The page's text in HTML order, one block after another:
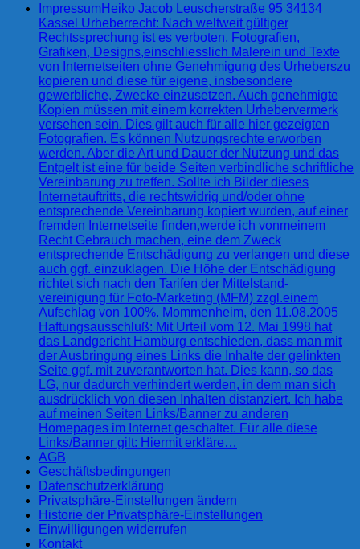
ImpressumHeiko Jacob Leuscherstraße 95 34134
Kassel Urheberrecht: Nach weltweit gültiger
Rechtssprechung ist es verboten, Fotografien,
Grafiken, Designs,einschliesslich Malerein und Texte
von Internetseiten ohne Genehmigung des Urheberszu
kopieren und diese für eigene, insbesondere
gewerbliche, Zwecke einzusetzen. Auch genehmigte
Kopien müssen mit einem korrekten Urhebervermerk
versehen sein. Dies gilt auch für alle hier gezeigten
Fotografien. Es können Nutzungsrechte erworben
werden. Aber die Art und Dauer der Nutzung und das
Entgelt ist eine für beide Seiten verbindliche schriftliche
Vereinbarung zu treffen. Sollte ich Bilder dieses
Internetauftritts, die rechtswidrig und/oder ohne
entsprechende Vereinbarung kopiert wurden, auf einer
fremden Internetseite finden,werde ich vonmeinem
Recht Gebrauch machen, eine dem Zweck
entsprechende Entschädigung zu verlangen und diese
auch ggf. einzuklagen. Die Höhe der Entschädigung
richtet sich nach den Tarifen der Mittelstand-
vereinigung für Foto-Marketing (MFM) zzgl.einem
Aufschlag von 100%. Mommenheim, den 11.08.2005
Haftungsausschluß: Mit Urteil vom 12. Mai 1998 hat
das Landgericht Hamburg entschieden, dass man mit
der Ausbringung eines Links die Inhalte der gelinkten
Seite ggf. mit zuverantworten hat. Dies kann, so das
LG, nur dadurch verhindert werden, in dem man sich
ausdrücklich von diesen Inhalten distanziert. Ich habe
auf meinen Seiten Links/Banner zu anderen
Homepages im Internet geschaltet. Für alle diese
Links/Banner gilt: Hiermit erkläre…
AGB
Geschäftsbedingungen
Datenschutzerklärung
Privatsphäre-Einstellungen ändern
Historie der Privatsphäre-Einstellungen
Einwilligungen widerrufen
Kontakt